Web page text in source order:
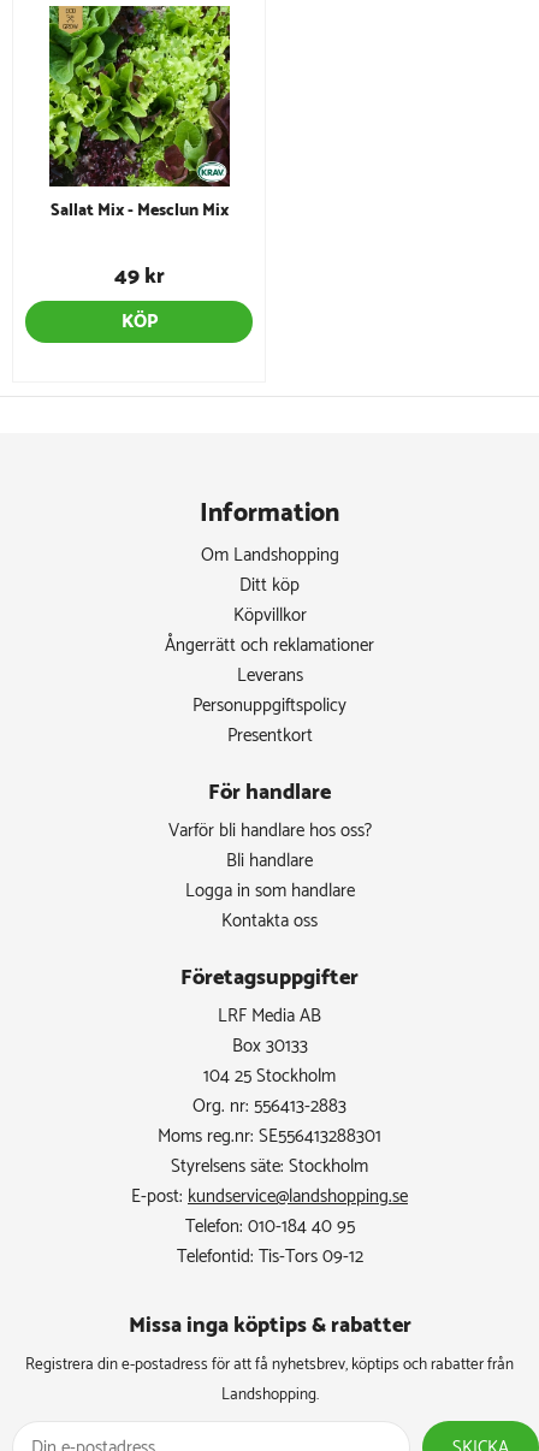
Sallat Mix - Mesclun Mix
49 kr
KÖP
Information
Om Landshopping
Ditt köp
Köpvillkor
Ångerrätt och reklamationer
Leverans
Personuppgiftspolicy
Presentkort
För handlare
Varför bli handlare hos oss?
Bli handlare
Logga in som handlare
Kontakta oss
Företagsuppgifter
LRF Media AB
Box 30133
104 25 Stockholm
Org. nr: 556413-2883
Moms reg.nr: SE556413288301
Styrelsens säte: Stockholm
E-post: kundservice@landshopping.se
Telefon: 010-184 40 95
Telefontid: Tis-Tors 09-12
Missa inga köptips & rabatter​
Registrera din e-postadress för att få nyhetsbrev, köptips och rabatter från
Landshopping.